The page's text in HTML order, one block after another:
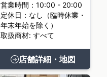
営業時間：10:00 - 20:00
定休日：なし（臨時休業・
年末年始を除く）
取扱商材: すべて
店舗詳細・地図